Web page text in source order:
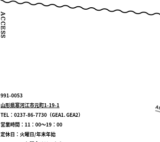
991-0053
山形県寒河江市元町1-19-1
TEL：0237-86-7730（GEA1. GEA2）
営業時間：11：00～19：00
定休日：火曜日/年末年始